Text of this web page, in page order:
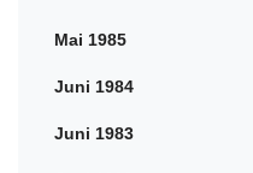
Mai 1985
Juni 1984
Juni 1983